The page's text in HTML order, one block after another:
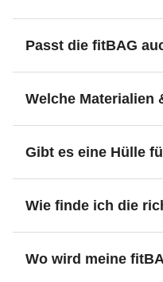
Passt die fitBAG
Welche Materialien
Gibt es eine Hülle
Wie finde ich die
Wo wird meine